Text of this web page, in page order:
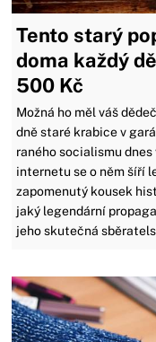
Tento starý
doma každý
500 Kč
Možná ho měl váš
dně staré krabice v
raného socialismu
internetu se o něm šíří
zapomenutý kousek
jaký legendární
jeho skutečná